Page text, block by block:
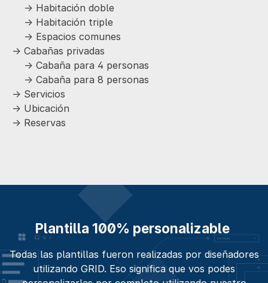
-> Habitación doble
-> Habitación triple
-> Espacios comunes
-> Cabañas privadas
-> Cabaña para 4 personas
-> Cabaña para 8 personas
-> Servicios
-> Ubicación
-> Reservas
Plantilla 100% personalizable
Todas las plantillas fueron realizadas por diseñadores
utilizando GRID. Eso significa que vos podes